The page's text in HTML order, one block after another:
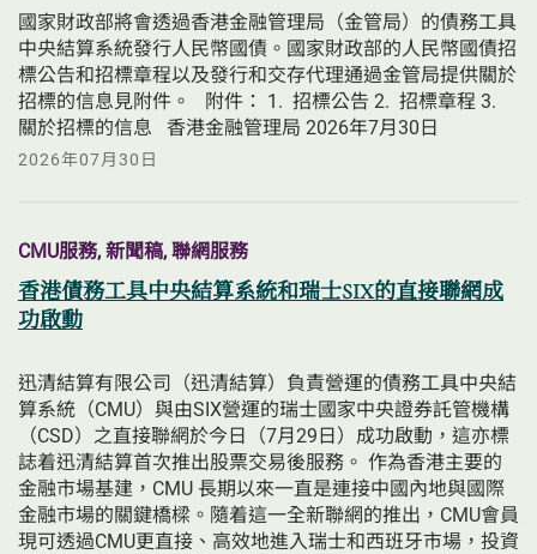
國家財政部將會透過香港金融管理局（金管局）的債務工具
中央結算系統發行人民幣國債。國家財政部的人民幣國債招
標公告和招標章程以及發行和交存代理通過金管局提供關於
招標的信息見附件。   附件： 1.  招標公告 2.  招標章程 3.
關於招標的信息   香港金融管理局 2026年7月30日
2026年07月30日
CMU服務, 新聞稿, 聯網服務
香港債務工具中央結算系統和瑞士SIX的直接聯網成
功啟動
迅清結算有限公司（迅清結算）負責營運的債務工具中央結
算系統（CMU）與由SIX營運的瑞士國家中央證券託管機構
（CSD）之直接聯網於今日（7月29日）成功啟動，這亦標
誌着迅清結算首次推出股票交易後服務。 作為香港主要的
金融市場基建，CMU 長期以來一直是連接中國內地與國際
金融市場的關鍵橋樑。隨着這一全新聯網的推出，CMU會員
現可透過CMU更直接、高效地進入瑞士和西班牙市場，投資